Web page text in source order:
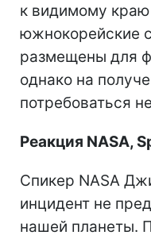
к видимому
южнокорейские
размещены для
однако на
потребоваться
Реакция NASA,
Спикер NASA
инцидент не
нашей планеты.